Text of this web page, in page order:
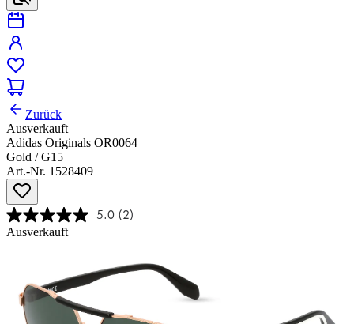
Zurück
Ausverkauft
Adidas Originals OR0064
Gold / G15
Art.-Nr. 1528409
5.0 (2)
Ausverkauft